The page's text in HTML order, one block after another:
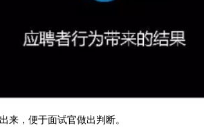
，便于面试官做出判断。